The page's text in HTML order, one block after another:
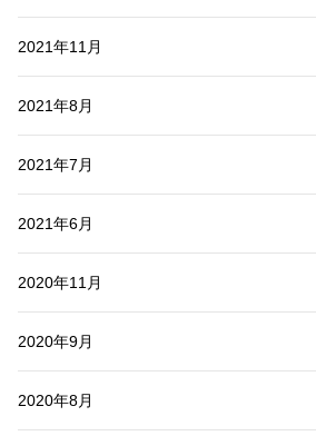
2021年11月
2021年8月
2021年7月
2021年6月
2020年11月
2020年9月
2020年8月